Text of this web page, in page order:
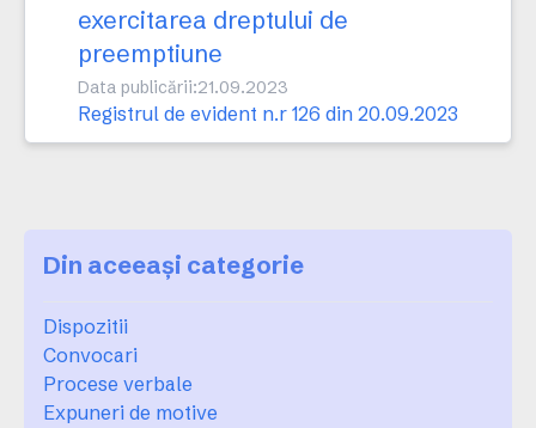
exercitarea dreptului de
preemptiune
Data publicării:21.09.2023
Registrul de evident n.r 126 din 20.09.2023
Din aceeași categorie
Dispozitii
Convocari
Procese verbale
Expuneri de motive